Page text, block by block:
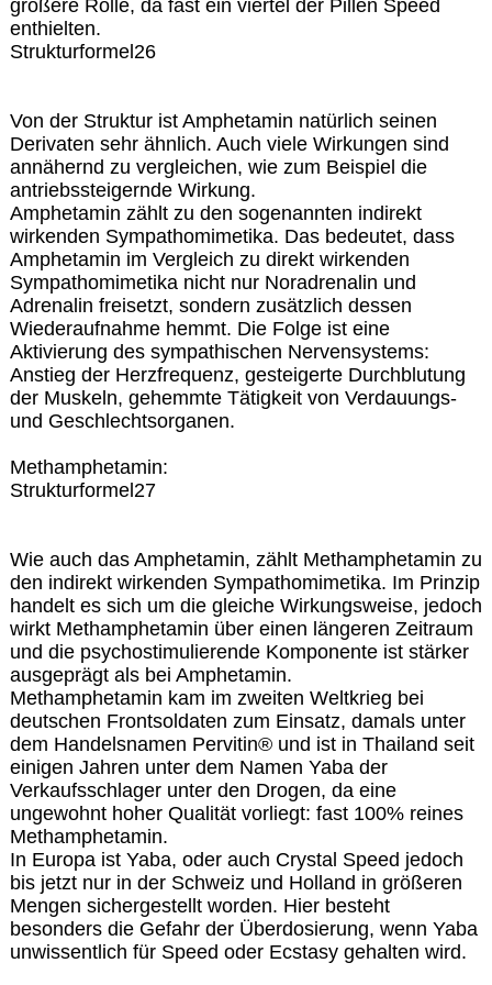
größere Rolle, da fast ein viertel der Pillen Speed
enthielten.
Strukturformel26
Von der Struktur ist Amphetamin natürlich seinen
Derivaten sehr ähnlich. Auch viele Wirkungen sind
annähernd zu vergleichen, wie zum Beispiel die
antriebssteigernde Wirkung.
Amphetamin zählt zu den sogenannten indirekt
wirkenden Sympathomimetika. Das bedeutet, dass
Amphetamin im Vergleich zu direkt wirkenden
Sympathomimetika nicht nur Noradrenalin und
Adrenalin freisetzt, sondern zusätzlich dessen
Wiederaufnahme hemmt. Die Folge ist eine
Aktivierung des sympathischen Nervensystems:
Anstieg der Herzfrequenz, gesteigerte Durchblutung
der Muskeln, gehemmte Tätigkeit von Verdauungs-
und Geschlechtsorganen.
Methamphetamin:
Strukturformel27
Wie auch das Amphetamin, zählt Methamphetamin zu
den indirekt wirkenden Sympathomimetika. Im Prinzip
handelt es sich um die gleiche Wirkungsweise, jedoch
wirkt Methamphetamin über einen längeren Zeitraum
und die psychostimulierende Komponente ist stärker
ausgeprägt als bei Amphetamin.
Methamphetamin kam im zweiten Weltkrieg bei
deutschen Frontsoldaten zum Einsatz, damals unter
dem Handelsnamen Pervitin® und ist in Thailand seit
einigen Jahren unter dem Namen Yaba der
Verkaufsschlager unter den Drogen, da eine
ungewohnt hoher Qualität vorliegt: fast 100% reines
Methamphetamin.
In Europa ist Yaba, oder auch Crystal Speed jedoch
bis jetzt nur in der Schweiz und Holland in größeren
Mengen sichergestellt worden. Hier besteht
besonders die Gefahr der Überdosierung, wenn Yaba
unwissentlich für Speed oder Ecstasy gehalten wird.